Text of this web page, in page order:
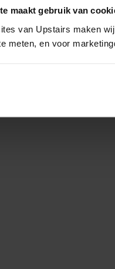
maakt gebruik van
van Upstairs maken
meten, en voor